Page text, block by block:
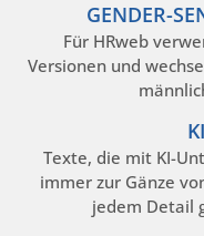
GENDER-
Für HRweb
Versionen und
Texte, die mit KI-
immer zur Gänze
jedem Detail